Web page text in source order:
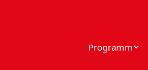
Programm